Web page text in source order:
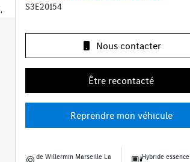
S3E20154
de Willermin Marseille La
Hybride essence
Nous contacter
Être recontacté
Reprendre mon véhicule